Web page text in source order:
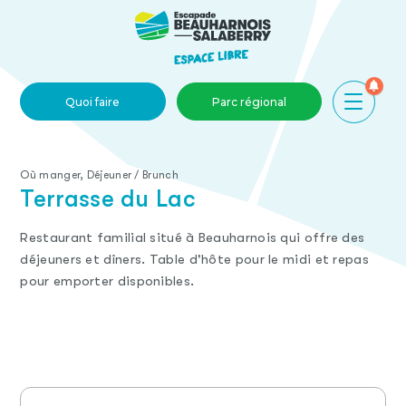
Skip to main content
Quoi faire Parc régional
Événements
Fier ambassadeur
Où manger, Déjeuner / Brunch
Terrasse du Lac
Restaurant familial situé à Beauharnois qui offre des
déjeuners et dîners. Table d'hôte pour le midi et repas
pour emporter disponibles.